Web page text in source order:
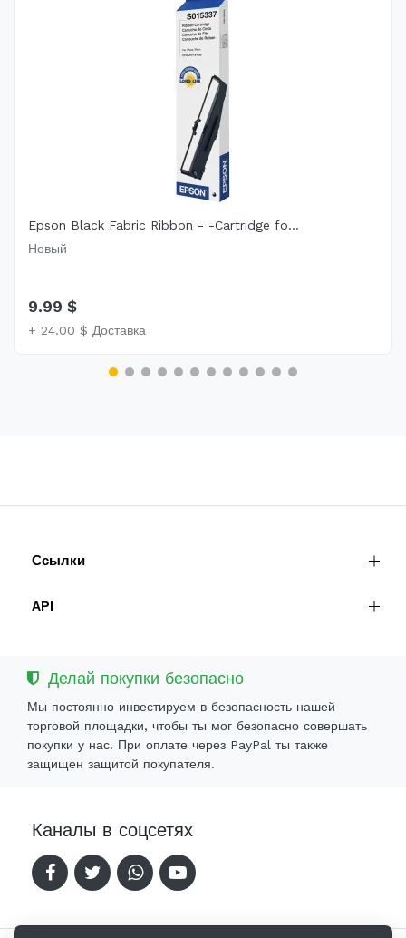
Epson Black Fabric Ribbon - -Cartridge fo...
Новый
9.99 $
+ 24.00 $ Доставка
Ссылки
API
Делай покупки безопасно
Мы постоянно инвестируем в безопасность нашей
торговой площадки, чтобы ты мог безопасно совершать
покупки у нас. При оплате через PayPal ты также
защищен защитой покупателя.
Каналы в соцсетях